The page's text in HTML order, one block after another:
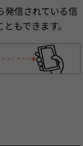
発信されている信
もできます。